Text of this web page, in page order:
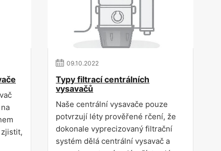
09.10.2022
Typy filtrací centrálních
vysavačů
Naše centrální vysavače pouze
potvrzují léty prověřené rčení, že
dokonale vyprecizovaný filtrační
systém dělá centrální vysavač a